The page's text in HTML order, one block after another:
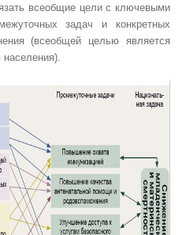
всеобщие цели с ключевыми
задач и конкретных
(всеобщей целью является